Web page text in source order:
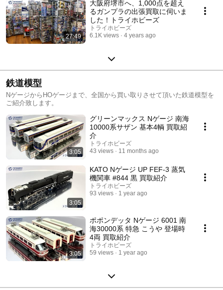
27:49
大阪府堺市へ、1,000点を超え
るガンプラの出張買取に伺いま
した！トライホビーズ
トライホビーズ
6.1K views
4 years ago
鉄道模型
NゲージからHOゲージまで、全国から買い取りさせて頂いた鉄道模型を
ご紹介致します。
3:05
グリーンマックス Nゲージ 南海
10000系サザン 基本4輌 買取紹
介
トライホビーズ
43 views
11 months ago
3:05
KATO Nゲージ UP FEF-3 蒸気
機関車 #844 黒 買取紹介
トライホビーズ
93 views
1 year ago
3:05
ポポンデッタ Nゲージ 6001 南
海30000系 特急 こうや 登場時
4両 買取紹介
トライホビーズ
59 views
1 year ago